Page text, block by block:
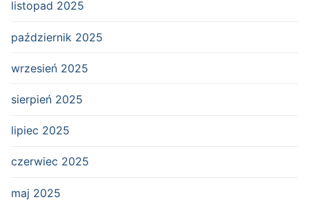
listopad 2025
październik 2025
wrzesień 2025
sierpień 2025
lipiec 2025
czerwiec 2025
maj 2025